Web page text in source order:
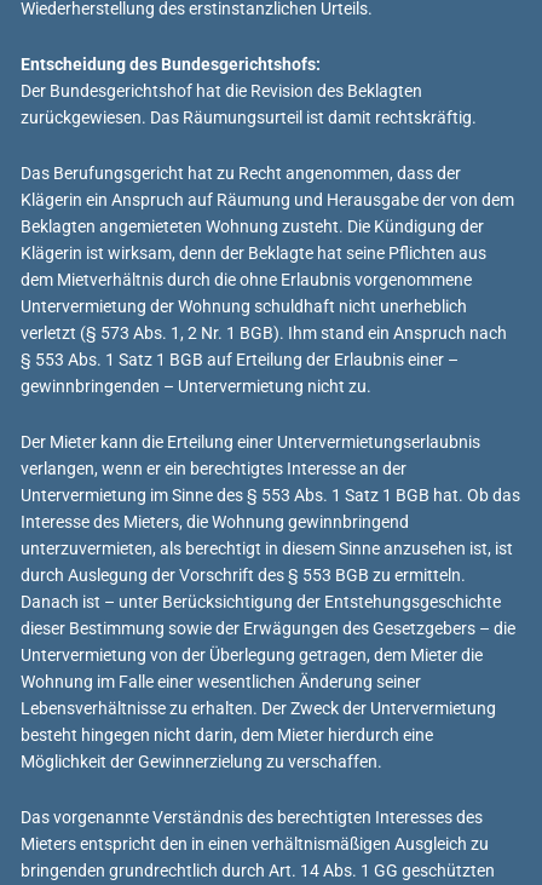
Wiederherstellung des erstinstanzlichen Urteils.
Entscheidung des Bundesgerichtshofs:
Der Bundesgerichtshof hat die Revision des Beklagten
zurückgewiesen. Das Räumungsurteil ist damit rechtskräftig.
Das Berufungsgericht hat zu Recht angenommen, dass der
Klägerin ein Anspruch auf Räumung und Herausgabe der von dem
Beklagten angemieteten Wohnung zusteht. Die Kündigung der
Klägerin ist wirksam, denn der Beklagte hat seine Pflichten aus
dem Mietverhältnis durch die ohne Erlaubnis vorgenommene
Untervermietung der Wohnung schuldhaft nicht unerheblich
verletzt (§ 573 Abs. 1, 2 Nr. 1 BGB). Ihm stand ein Anspruch nach
§ 553 Abs. 1 Satz 1 BGB auf Erteilung der Erlaubnis einer –
gewinnbringenden – Untervermietung nicht zu.
Der Mieter kann die Erteilung einer Untervermietungserlaubnis
verlangen, wenn er ein berechtigtes Interesse an der
Untervermietung im Sinne des § 553 Abs. 1 Satz 1 BGB hat. Ob das
Interesse des Mieters, die Wohnung gewinnbringend
unterzuvermieten, als berechtigt in diesem Sinne anzusehen ist, ist
durch Auslegung der Vorschrift des § 553 BGB zu ermitteln.
Danach ist – unter Berücksichtigung der Entstehungsgeschichte
dieser Bestimmung sowie der Erwägungen des Gesetzgebers – die
Untervermietung von der Überlegung getragen, dem Mieter die
Wohnung im Falle einer wesentlichen Änderung seiner
Lebensverhältnisse zu erhalten. Der Zweck der Untervermietung
besteht hingegen nicht darin, dem Mieter hierdurch eine
Möglichkeit der Gewinnerzielung zu verschaffen.
Das vorgenannte Verständnis des berechtigten Interesses des
Mieters entspricht den in einen verhältnismäßigen Ausgleich zu
bringenden grundrechtlich durch Art. 14 Abs. 1 GG geschützten